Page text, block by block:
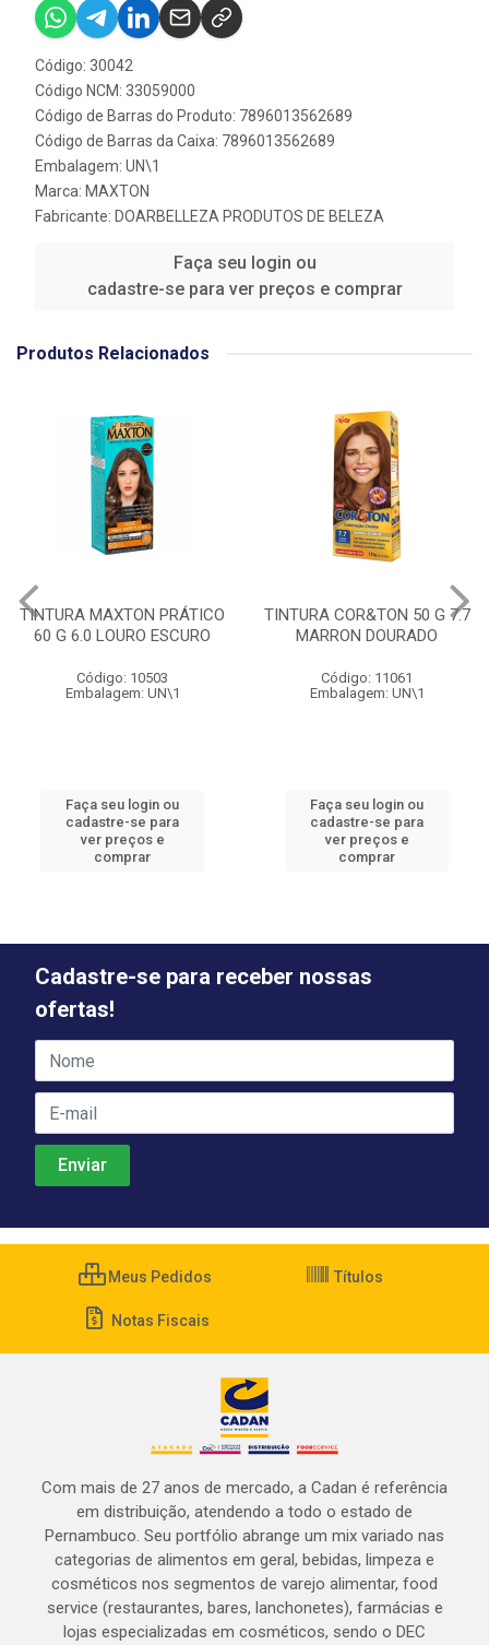
Código: 30042
Código NCM: 33059000
Código de Barras do Produto: 7896013562689
Código de Barras da Caixa: 7896013562689
Embalagem: UN\1
Marca: MAXTON
Fabricante: DOARBELLEZA PRODUTOS DE BELEZA
Faça seu login ou
cadastre-se para ver preços e comprar
Produtos Relacionados
TINTURA MAXTON PRÁTICO
60 G 6.0 LOURO ESCURO
Código: 10503
Embalagem: UN\1
Faça seu login ou
cadastre-se para
ver preços e
comprar
TINTURA COR&TON 50 G 7.7
MARRON DOURADO
Código: 11061
Embalagem: UN\1
Faça seu login ou
cadastre-se para
ver preços e
comprar
Cadastre-se para receber nossas
ofertas!
Meus Pedidos Títulos
Notas Fiscais
Com mais de 27 anos de mercado, a Cadan é referência
em distribuição, atendendo a todo o estado de
Pernambuco. Seu portfólio abrange um mix variado nas
categorias de alimentos em geral, bebidas, limpeza e
cosméticos nos segmentos de varejo alimentar, food
service (restaurantes, bares, lanchonetes), farmácias e
lojas especializadas em cosméticos, sendo o DEC